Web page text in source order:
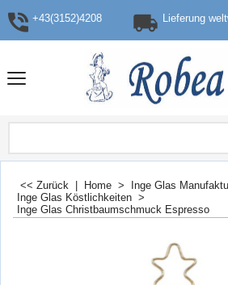
+43(3152)4208 Lieferung
<< Zurück Home > Inge Glas
Inge Glas Köstlichkeiten >
Inge Glas Christbaumschmuck Espresso